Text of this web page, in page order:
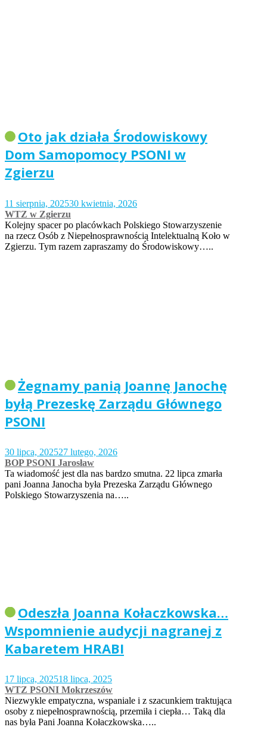
Oto jak działa Środowiskowy
Dom Samopomocy PSONI w
Zgierzu
11 sierpnia, 202530 kwietnia, 2026
WTZ w Zgierzu
Kolejny spacer po placówkach Polskiego Stowarzyszenie
na rzecz Osób z Niepełnosprawnością Intelektualną Koło w
Zgierzu. Tym razem zapraszamy do Środowiskowy…..
Żegnamy panią Joannę Janochę
byłą Prezeskę Zarządu Głównego
PSONI
30 lipca, 202527 lutego, 2026
BOP PSONI Jarosław
Ta wiadomość jest dla nas bardzo smutna. 22 lipca zmarła
pani Joanna Janocha była Prezeska Zarządu Głównego
Polskiego Stowarzyszenia na…..
Odeszła Joanna Kołaczkowska…
Wspomnienie audycji nagranej z
Kabaretem HRABI
17 lipca, 202518 lipca, 2025
WTZ PSONI Mokrzeszów
Niezwykle empatyczna, wspaniale i z szacunkiem traktująca
osoby z niepełnosprawnością, przemiła i ciepła… Taką dla
nas była Pani Joanna Kołaczkowska…..